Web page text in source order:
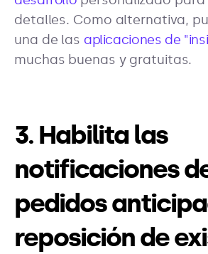
detalles. Como alternativa,
una de las aplicaciones de
muchas buenas y gratuitas.
3. Habilita las
notificaciones
pedidos
reposición de